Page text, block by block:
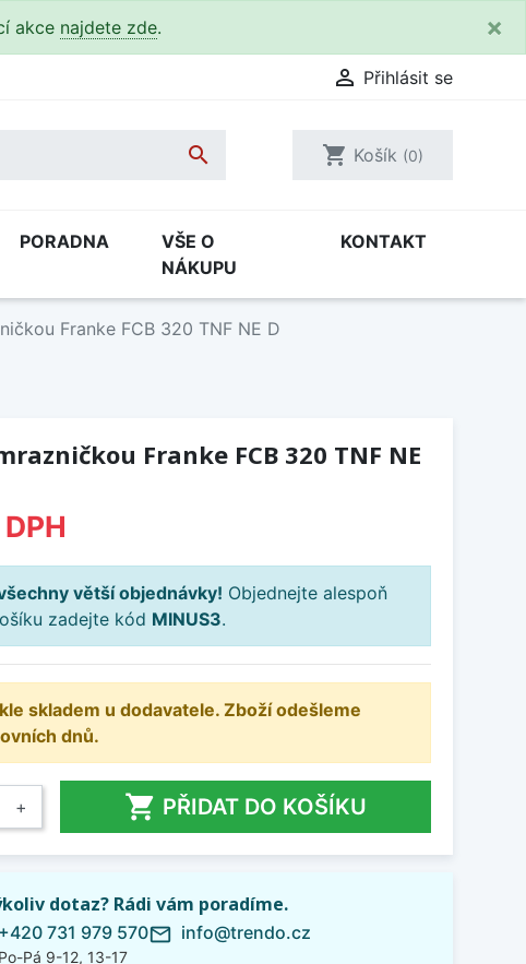
akce najdete zde. ×
 Přihlásit se
 shopping_cart Košík (0)
PORADNA
VŠE O
NÁKUPU
KONTAKT
Franke FCB 320 TNF NE D
Franke FCB 320 TNF NE
větší objednávky! Objednejte alespoň
zadejte kód MINUS3.
skladem u dodavatele. Zboží odešleme
dnů.
+  PŘIDAT DO KOŠÍKU
dotaz? Rádi vám poradíme.
+420 731 979 570
Po-Pá 9-12, 13-17
mail_outline info@trendo.cz